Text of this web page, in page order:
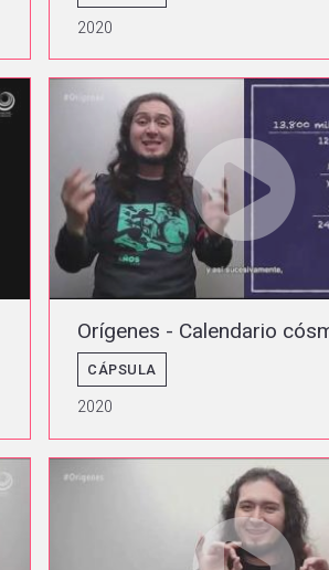
2020
Orígenes - Calendario
CÁPSULA
2020